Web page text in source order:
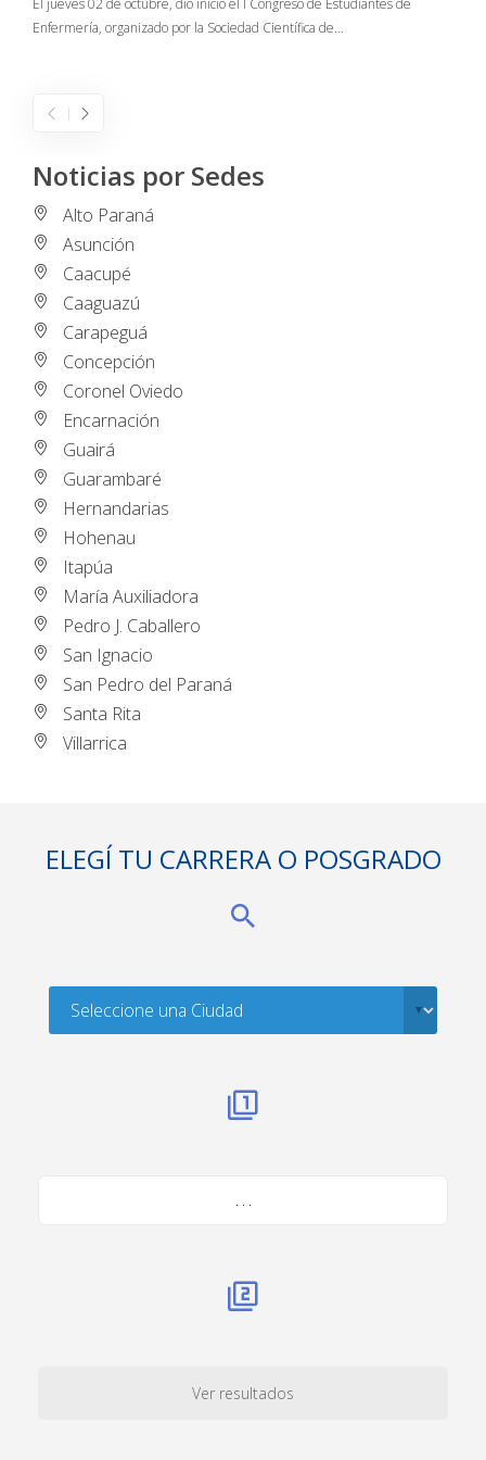
El jueves 02 de octubre, dio inicio el I Congreso de Estudiantes de
Enfermería, organizado por la Sociedad Científica de…
Noticias por Sedes
Alto Paraná
Asunción
Caacupé
Caaguazú
Carapeguá
Concepción
Coronel Oviedo
Encarnación
Guairá
Guarambaré
Hernandarias
Hohenau
Itapúa
María Auxiliadora
Pedro J. Caballero
San Ignacio
San Pedro del Paraná
Santa Rita
Villarrica
ELEGÍ TU CARRERA O POSGRADO
. . .
Ver resultados